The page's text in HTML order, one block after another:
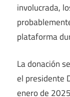
involucrada,
plataforma
La donación
el presidente
enero de